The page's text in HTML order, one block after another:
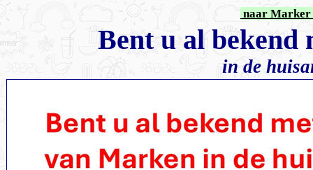
naar Marker
Bent u al bekend
in de